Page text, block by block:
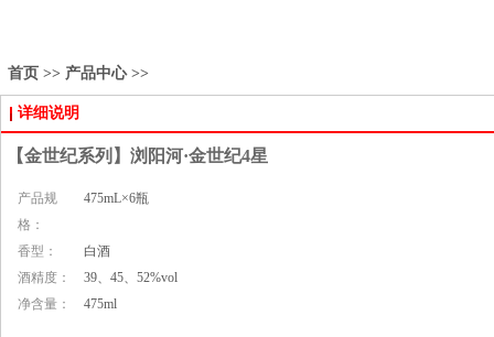
首页 >> 产品中心 >>
详细说明
【金世纪系列】浏阳河·金世纪4星
产品规
格：
475mL×6瓶
香型：
白酒
酒精度：
39、45、52%vol
净含量：
475ml